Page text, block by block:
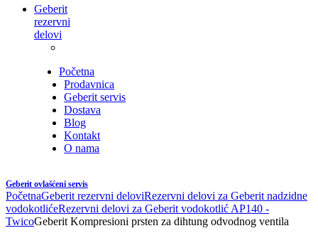
Geberit
rezervni
delovi
Početna
Prodavnica
Geberit servis
Dostava
Blog
Kontakt
O nama
Geberit ovlašćeni servis
PočetnaGeberit rezervni deloviRezervni delovi za Geberit nadzidne
vodokotlićeRezervni delovi za Geberit vodokotlić AP140 -
TwicoGeberit Kompresioni prsten za dihtung odvodnog ventila